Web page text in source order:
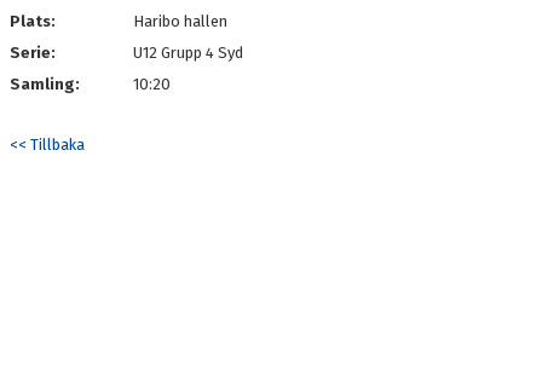
Plats:
Haribo hallen
Serie:
U12 Grupp 4 Syd
Samling:
10:20
<< Tillbaka